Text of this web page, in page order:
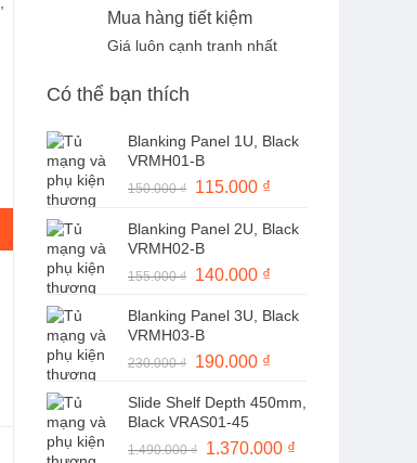
Mua hàng tiết kiệm
Giá luôn cạnh tranh nhất
Có thể bạn thích
Blanking Panel 1U, Black
VRMH01-B
150.000₫
Giá
là:
150.000 ₫.
115.000 ₫
tại
Blanking Panel 2U, Black
VRMH02-B
155.000₫
Giá
là:
155.000 ₫.
140.000 ₫
tại
Blanking Panel 3U, Black
VRMH03-B
230.000₫
Giá
là:
230.000 ₫.
190.000 ₫
tại
190.000 ₫.
Slide Shelf Depth 450mm,
Black VRAS01-45
1.490.000₫
Giá
1.370.000 ₫